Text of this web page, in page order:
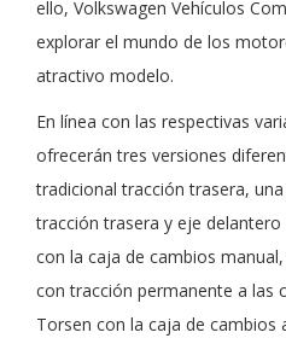
ello, Volkswagen Vehículos
explorar el mundo de los
atractivo modelo.
En línea con las respectivas
ofrecerán tres versiones
tradicional tracción trasera,
tracción trasera y eje
con la caja de cambios
con tracción permanente a las
Torsen con la caja de cambios